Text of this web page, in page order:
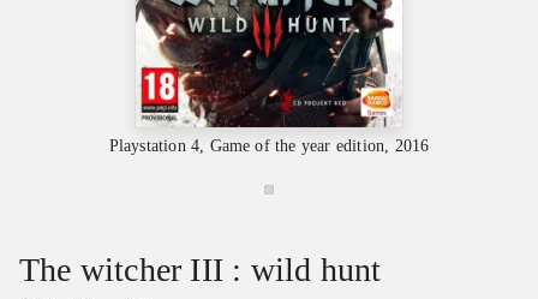
Playstation 4, Game of the year edition, 2016
The witcher III : wild hunt